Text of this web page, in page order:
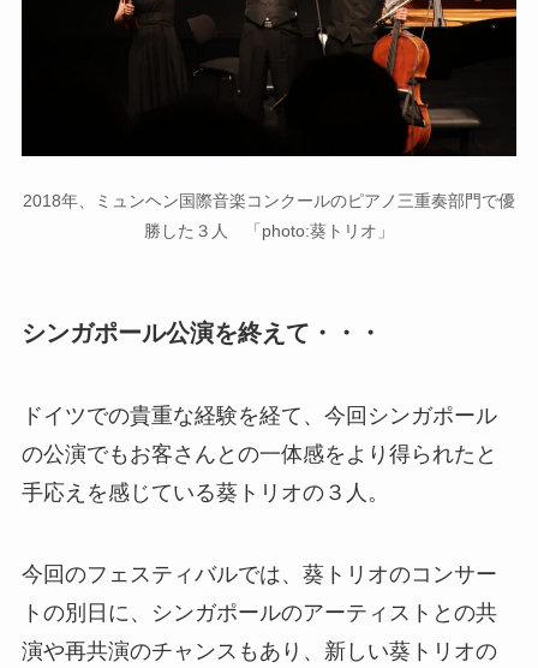
2018年、ミュンヘン国際音楽コンクールのピアノ三重奏部門で優
勝した３人 「photo:葵トリオ」
シンガポール公演を終えて・・・
ドイツでの貴重な経験を経て、今回シンガポール
の公演でもお客さんとの一体感をより得られたと
手応えを感じている葵トリオの３人。
今回のフェスティバルでは、葵トリオのコンサー
トの別日に、シンガポールのアーティストとの共
演や再共演のチャンスもあり、新しい葵トリオの